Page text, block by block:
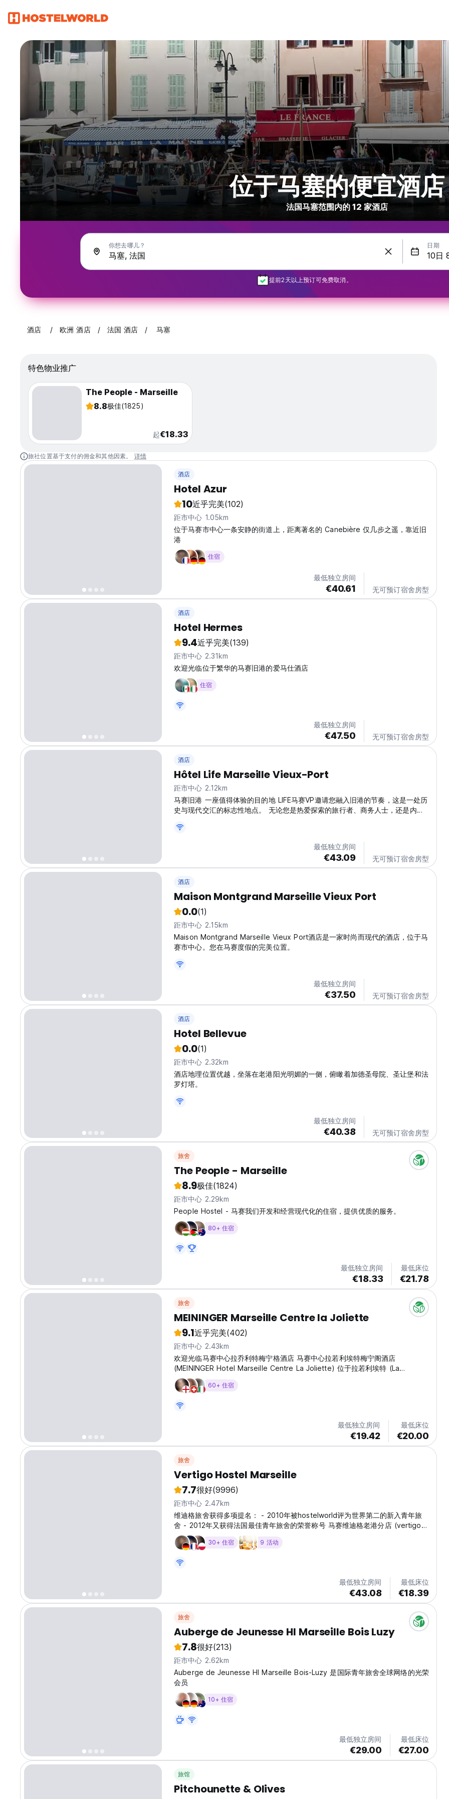
位于马塞的便宜酒店
法国马塞范围内的 12 家酒店
你想去哪儿？ 日期
提前2天以上预订可免费取消。
酒店 欧洲 酒店 法国 酒店 马塞
特色物业推广
The People - Marseille
8.8极佳(1825)
起€18.33
旅社位置基于支付的佣金和其他因素。 详情
酒店
Hotel Azur
10近乎完美(102)
距市中心 1.05km
位于马赛市中心一条安静的街道上，距离著名的 Canebière 仅几步之遥，靠近旧
港
住宿
最低独立房间
€40.61 无可预订宿舍房型
酒店
Hotel Hermes
9.4近乎完美(139)
距市中心 2.31km
欢迎光临位于繁华的马赛旧港的爱马仕酒店
住宿
最低独立房间
€47.50 无可预订宿舍房型
酒店
Hôtel Life Marseille Vieux-Port
距市中心 2.12km
马赛旧港 一座值得体验的目的地 LIFE马赛VP邀请您融入旧港的节奏，这是一处历
史与现代交汇的标志性地点。 无论您是热爱探索的旅行者、商务人士，还是内心
在温馨而友好的氛围中感受舒适。
最低独立房间
€43.09 无可预订宿舍房型
酒店
Maison Montgrand Marseille Vieux Port
0.0(1)
距市中心 2.15km
Maison Montgrand Marseille Vieux Port酒店是一家时尚而现代的酒店，位于马
赛市中心。您在马赛度假的完美位置。
最低独立房间
€37.50 无可预订宿舍房型
酒店
Hotel Bellevue
0.0(1)
距市中心 2.32km
酒店地理位置优越，坐落在老港阳光明媚的一侧，俯瞰着加德圣母院、圣让堡和法
罗灯塔。
最低独立房间
€40.38 无可预订宿舍房型
旅舍
The People - Marseille
8.9极佳(1824)
距市中心 2.29km
People Hostel - 马赛我们开发和经营现代化的住宿，提供优质的服务。
80+ 住宿
最低独立房间
€18.33
最低床位
€21.78
旅舍
MEININGER Marseille Centre la Joliette
9.1近乎完美(402)
距市中心 2.43km
欢迎光临马赛中心拉乔利特梅宁格酒店 马赛中心拉若利埃特梅宁阁酒店
(MEININGER Hotel Marseille Centre La Joliette) 位于拉若利埃特 (La
Joliette) 区，位于该市旧港 (Old Port) 的北部。从酒店的中心位置出发，您可以
惊叹于 Le Mucem、La
60+ 住宿
最低独立房间
€19.42
最低床位
€20.00
旅舍
Vertigo Hostel Marseille
7.7很好(9996)
距市中心 2.47km
维迪格旅舍获得多项提名： - 2010年被hostelworld评为世界第二的新入青年旅
舍 - 2012年又获得法国最佳青年旅舍的荣誉称号 马赛维迪格老港分店 (vertigo
vieux port) 刚经过重新整修, 维迪格市中心店 (vertigo centre) 则是3年前开始
营业，你可以在这里找到你第二个家的感觉！ 维迪格老港店分店 (vertigo vieux
的马赛圣母教堂。 旅社由两栋老式建筑物构成，让你感觉置身在舒适现代的氛围
30+ 住宿 9 活动
最低独立房间
€43.08
最低床位
€18.39
旅舍
Auberge de Jeunesse HI Marseille Bois Luzy
7.8很好(213)
距市中心 2.62km
Auberge de Jeunesse HI Marseille Bois-Luzy 是国际青年旅舍全球网络的光荣
会员
10+ 住宿
最低独立房间
€29.00
最低床位
€27.00
旅馆
Pitchounette & Olives